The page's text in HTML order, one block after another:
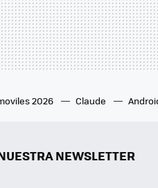
2026 Claude
NEWSLETTER